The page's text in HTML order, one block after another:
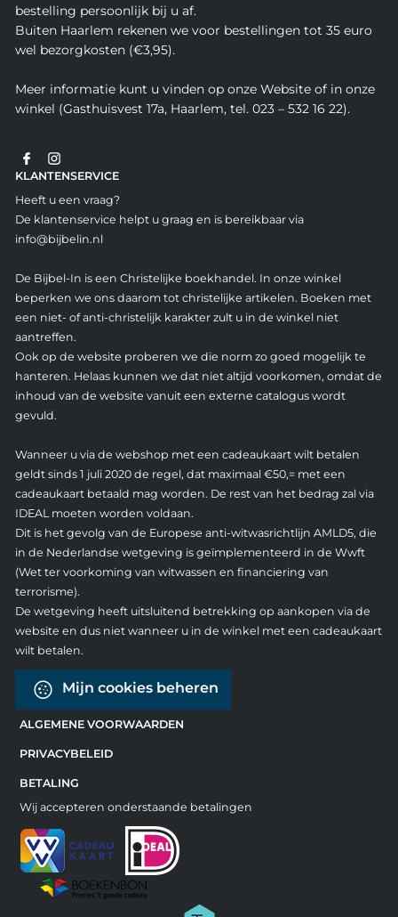
bestelling persoonlijk bij u af.
Buiten Haarlem rekenen we voor bestellingen tot 35 euro
wel bezorgkosten (€3,95).
Meer informatie kunt u vinden op onze Website of in onze
winkel (Gasthuisvest 17a, Haarlem, tel. 023 – 532 16 22).
KLANTENSERVICE
Heeft u een vraag?
De klantenservice helpt u graag en is bereikbaar via
info@bijbelin.nl
De Bijbel-In is een Christelijke boekhandel. In onze winkel
beperken we ons daarom tot christelijke artikelen. Boeken met
een niet- of anti-christelijk karakter zult u in de winkel niet
aantreffen.
Ook op de website proberen we die norm zo goed mogelijk te
hanteren. Helaas kunnen we dat niet altijd voorkomen, omdat de
inhoud van de website vanuit een externe catalogus wordt
gevuld.
Wanneer u via de webshop met een cadeaukaart wilt betalen
geldt sinds 1 juli 2020 de regel, dat maximaal €50,= met een
cadeaukaart betaald mag worden. De rest van het bedrag zal via
IDEAL moeten worden voldaan.
Dit is het gevolg van de Europese anti-witwasrichtlijn AMLD5, die
in de Nederlandse wetgeving is geïmplementeerd in de Wwft
(Wet ter voorkoming van witwassen en financiering van
terrorisme).
De wetgeving heeft uitsluitend betrekking op aankopen via de
website en dus niet wanneer u in de winkel met een cadeaukaart
wilt betalen.
Mijn cookies beheren
ALGEMENE VOORWAARDEN
PRIVACYBELEID
BETALING
Wij accepteren onderstaande betalingen